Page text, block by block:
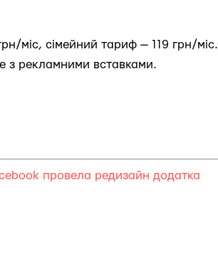
міс, сімейний тариф — 119 грн/міс.
з рекламними вставками.
провела редизайн додатка